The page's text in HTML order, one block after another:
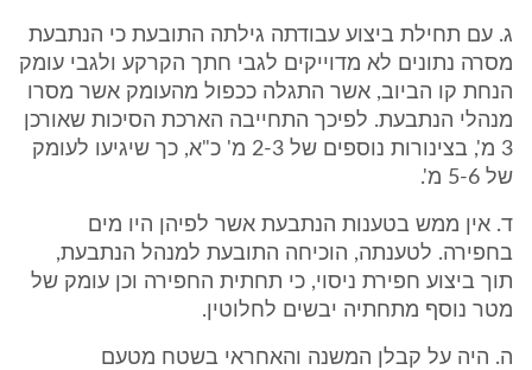
ג. עם תחילת ביצוע עבודתה גילתה התובעת כי הנתבעת
מסרה נתונים לא מדוייקים לגבי חתך הקרקע ולגבי עומק
הנחת קו הביוב, אשר התגלה ככפול מהעומק אשר מסרו
מנהלי הנתבעת. לפיכך התחייבה הארכת הסיכות שאורכן
3 מ', בצינורות נוספים של 2-3 מ' כ"א, כך שיגיעו לעומק
של 5-6 מ'.
ד. אין ממש בטענות הנתבעת אשר לפיהן היו מים
בחפירה. לטענתה, הוכיחה התובעת למנהל הנתבעת,
תוך ביצוע חפירת ניסוי, כי תחתית החפירה וכן עומק של
מטר נוסף מתחתיה יבשים לחלוטין.
ה. היה על קבלן המשנה והאחראי בשטח מטעם